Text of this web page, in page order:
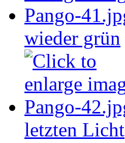
wieder grün
letzten Licht